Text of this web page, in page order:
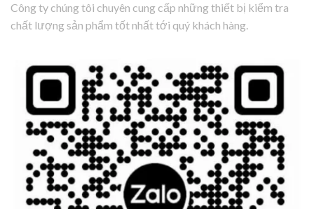
Công ty chúng tôi chuyên cung cấp những thiết bị kiểm tra
chất lượng sản phẩm tốt nhất tới quý khách hàng.